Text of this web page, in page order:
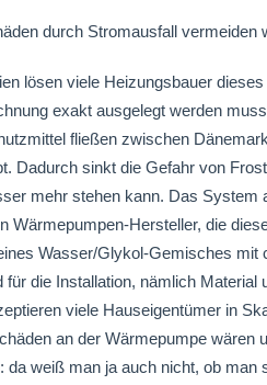
durch Stromausfall vermeiden
lösen viele Heizungsbauer
exakt ausgelegt werden
fließen zwischen
Dadurch sinkt die Gefahr von
mehr stehen kann. Das System
Wärmepumpen-Hersteller, die
Wasser/Glykol-Gemisches
für die Installation, nämlich Material
viele Hauseigentümer in
an der Wärmepumpe wären
da weiß man ja auch nicht, ob man